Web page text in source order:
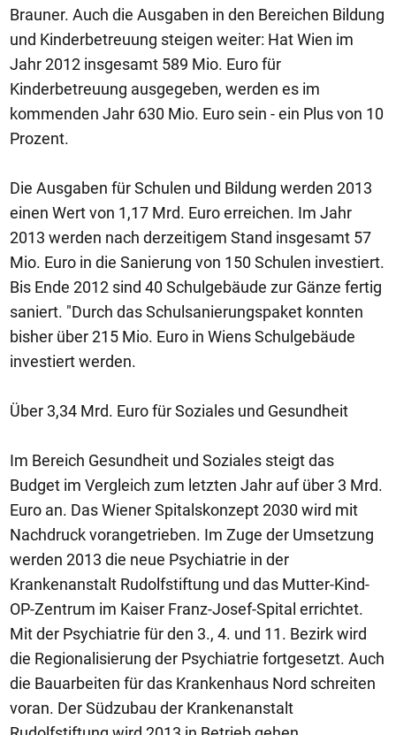
Brauner. Auch die Ausgaben in den Bereichen Bildung
und Kinderbetreuung steigen weiter: Hat Wien im
Jahr 2012 insgesamt 589 Mio. Euro für
Kinderbetreuung ausgegeben, werden es im
kommenden Jahr 630 Mio. Euro sein - ein Plus von 10
Prozent.
Die Ausgaben für Schulen und Bildung werden 2013
einen Wert von 1,17 Mrd. Euro erreichen. Im Jahr
2013 werden nach derzeitigem Stand insgesamt 57
Mio. Euro in die Sanierung von 150 Schulen investiert.
Bis Ende 2012 sind 40 Schulgebäude zur Gänze fertig
saniert. "Durch das Schulsanierungspaket konnten
bisher über 215 Mio. Euro in Wiens Schulgebäude
investiert werden.
Über 3,34 Mrd. Euro für Soziales und Gesundheit
Im Bereich Gesundheit und Soziales steigt das
Budget im Vergleich zum letzten Jahr auf über 3 Mrd.
Euro an. Das Wiener Spitalskonzept 2030 wird mit
Nachdruck vorangetrieben. Im Zuge der Umsetzung
werden 2013 die neue Psychiatrie in der
Krankenanstalt Rudolfstiftung und das Mutter-Kind-
OP-Zentrum im Kaiser Franz-Josef-Spital errichtet.
Mit der Psychiatrie für den 3., 4. und 11. Bezirk wird
die Regionalisierung der Psychiatrie fortgesetzt. Auch
die Bauarbeiten für das Krankenhaus Nord schreiten
voran. Der Südzubau der Krankenanstalt